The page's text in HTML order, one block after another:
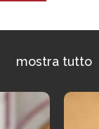
mostra tutto